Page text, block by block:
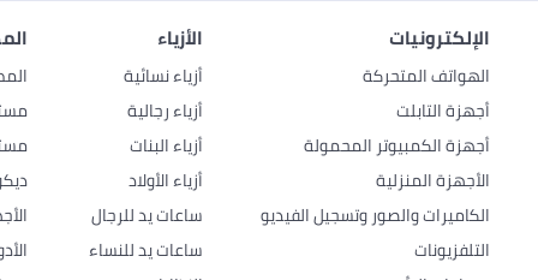
الإلكترونيات
الهواتف المتحركة
أجهزة التابلت
أجهزة الكمبيوتر المحمولة
الأجهزة المنزلية
الكاميرات والصور وتسجيل الفيديو
التلفزيونات
الأزياء
أزياء نسائية
أزياء رجالية
أزياء البنات
أزياء الأولاد
ساعات يد للرجال
ساعات يد للنساء